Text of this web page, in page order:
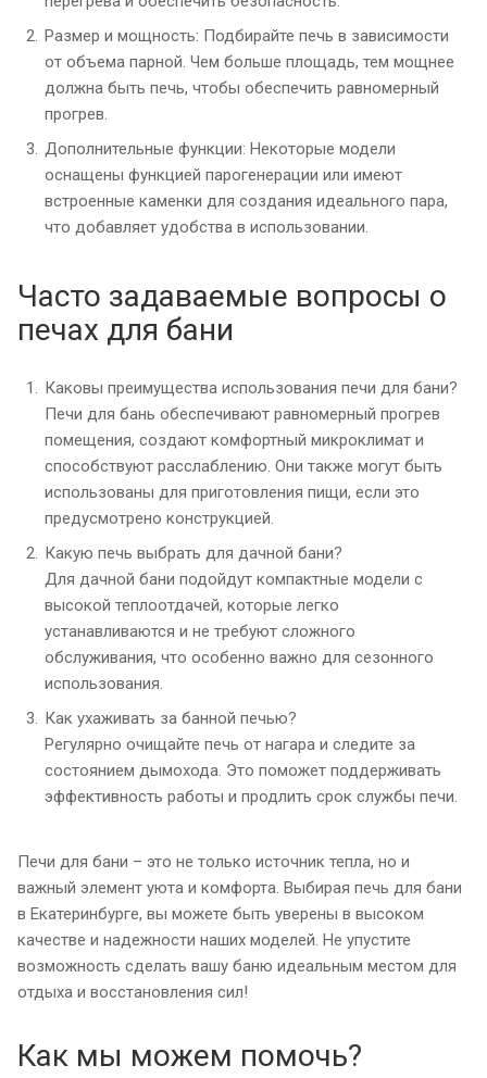
Размер и мощность: Подбирайте печь в зависимости
от объема парной. Чем больше площадь, тем мощнее
должна быть печь, чтобы обеспечить равномерный
прогрев.
Дополнительные функции: Некоторые модели
оснащены функцией парогенерации или имеют
встроенные каменки для создания идеального пара,
что добавляет удобства в использовании.
Часто задаваемые вопросы о
печах для бани
Каковы преимущества использования печи для бани?
Печи для бань обеспечивают равномерный прогрев
помещения, создают комфортный микроклимат и
способствуют расслаблению. Они также могут быть
использованы для приготовления пищи, если это
предусмотрено конструкцией.
Какую печь выбрать для дачной бани?
Для дачной бани подойдут компактные модели с
высокой теплоотдачей, которые легко
устанавливаются и не требуют сложного
обслуживания, что особенно важно для сезонного
использования.
Как ухаживать за банной печью?
Регулярно очищайте печь от нагара и следите за
состоянием дымохода. Это поможет поддерживать
эффективность работы и продлить срок службы печи.
Печи для бани – это не только источник тепла, но и
важный элемент уюта и комфорта. Выбирая печь для бани
в Екатеринбурге, вы можете быть уверены в высоком
качестве и надежности наших моделей. Не упустите
возможность сделать вашу баню идеальным местом для
отдыха и восстановления сил!
Как мы можем помочь?